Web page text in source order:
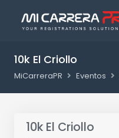
10k El Criollo
MiCarreraPR Eventos
10k El Criollo